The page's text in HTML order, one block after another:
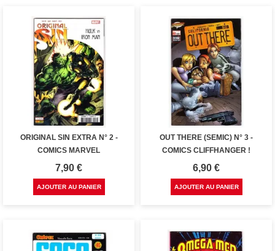
ORIGINAL SIN EXTRA N° 2 -
COMICS MARVEL
Prix
7,90 €
AJOUTER AU PANIER
OUT THERE (SEMIC) N° 3 -
COMICS CLIFFHANGER !
Prix
6,90 €
AJOUTER AU PANIER